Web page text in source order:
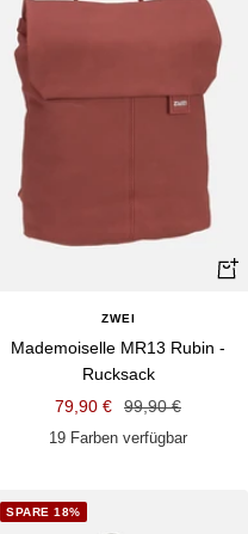
ZWEI
Mademoiselle MR13 Rubin -
Rucksack
Angebotspreis
79,90 €
Regulärer
Preis
99,90 €
19 Farben verfügbar
SPARE 18%